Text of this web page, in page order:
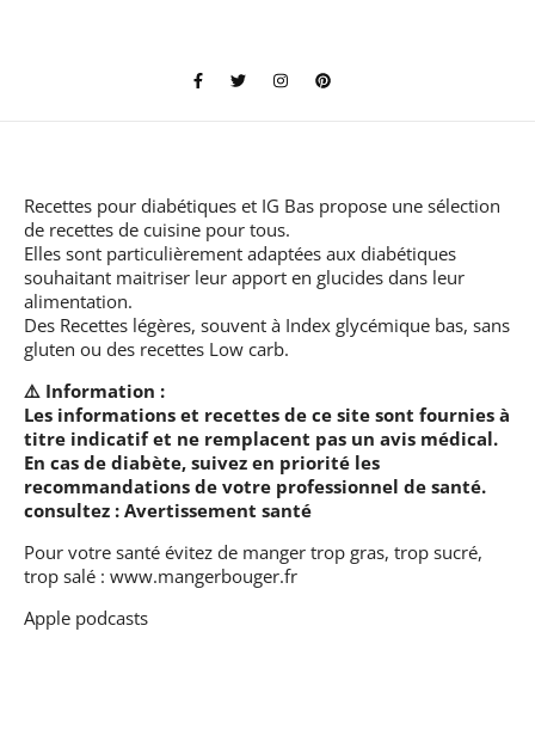
Recettes pour diabétiques et IG Bas propose une sélection
de recettes de cuisine pour tous.
Elles sont particulièrement adaptées aux diabétiques
souhaitant maitriser leur apport en glucides dans leur
alimentation.
Des Recettes légères, souvent à Index glycémique bas, sans
gluten ou des recettes Low carb.
⚠️ Information :
Les informations et recettes de ce site sont fournies à
titre indicatif et ne remplacent pas un avis médical.
En cas de diabète, suivez en priorité les
recommandations de votre professionnel de santé.
consultez : Avertissement santé
Pour votre santé évitez de manger trop gras, trop sucré,
trop salé : www.mangerbouger.fr
Apple podcasts